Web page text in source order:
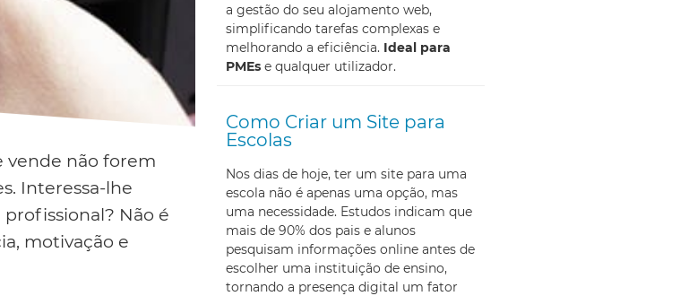
vende não forem
Interessa-lhe
Não é
motivação e
a gestão do seu alojamento web,
simplificando tarefas complexas e
melhorando a eficiência. Ideal para
PMEse qualquer utilizador.
Como Criar um Site para
Escolas
Nos dias de hoje, ter um site para uma
escola não é apenas uma opção, mas
uma necessidade. Estudos indicam que
mais de 90% dos pais e alunos
pesquisam informações online antes de
escolher uma instituição de ensino,
tornando a presença digital um fator